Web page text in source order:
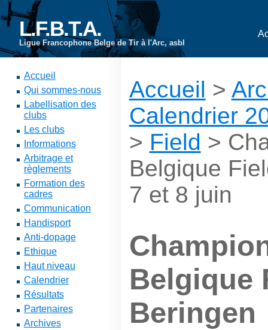
L.F.B.T.A.
Ligue Francophone Belge de Tir à l'Arc, asbl
Accueil
Qui sommes-nous
Labellisation des
clubs
Les clubs
Informations
Arbitrage et
règlements
Formation des
cadres
Communication
Handisport
Anti-dopage
Ethique
Haut niveau
Calendrier
Résultats
Partenaires
Archives
Accueil >
Calendrier
> Field >
Belgique
7 et 8 juin
Belgique
Beringen